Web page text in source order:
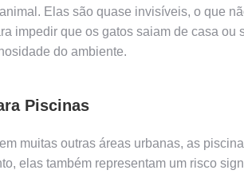
Elas são quase invisíveis, o que
impedir que os gatos saiam de casa
do ambiente.
Piscinas
muitas outras áreas urbanas, as
elas também representam um risco